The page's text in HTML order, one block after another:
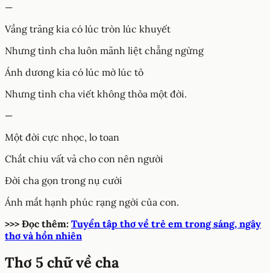
—
Vầng trăng kia có lúc tròn lúc khuyết
Nhưng tình cha luôn mãnh liệt chẳng ngừng
Ánh dương kia có lúc mờ lúc tỏ
Nhưng tình cha viết không thỏa một đời.
—
Một đời cực nhọc, lo toan
Chắt chiu vất vả cho con nên người
Đời cha gọn trong nụ cười
Ánh mắt hạnh phúc rạng ngời của con.
>>> Đọc thêm: Tuyển tập thơ về trẻ em trong sáng, ngây
thơ và hồn nhiên
Thơ 5 chữ về cha